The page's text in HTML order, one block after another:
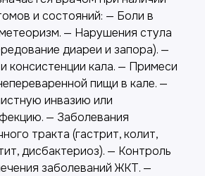
и состояний: — Боли в
— Нарушения стула
диареи и запора). —
консистенции кала. — Примеси
пищи в кале. —
инвазию или
— Заболевания
тракта (гастрит, колит,
дисбактериоз). — Контроль
заболеваний ЖКТ. —